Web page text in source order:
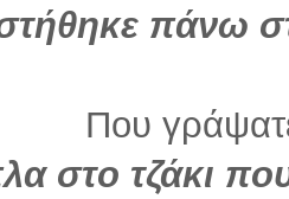
πάνω
Που
στο τζάκι